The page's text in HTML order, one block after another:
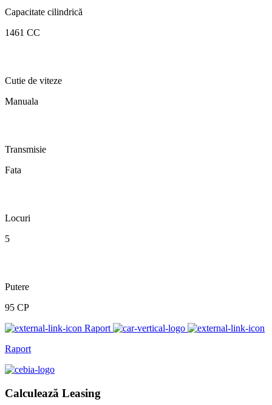
Capacitate cilindrică
1461 CC
Cutie de viteze
Manuala
Transmisie
Fata
Locuri
5
Putere
95 CP
Raport
Raport
Calculează Leasing